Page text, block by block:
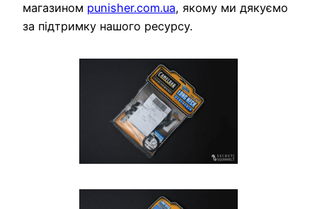
магазином punisher.com.ua, якому ми дякуємо
за підтримку нашого ресурсу.